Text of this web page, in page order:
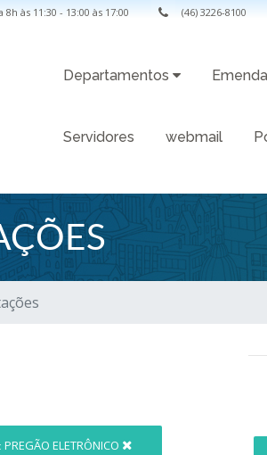
8h às 11:30 - 13:00 às 17:00 (46) 3226-8100
Departamentos
Servidores webmail
PREGÃO ELETRÔNICO